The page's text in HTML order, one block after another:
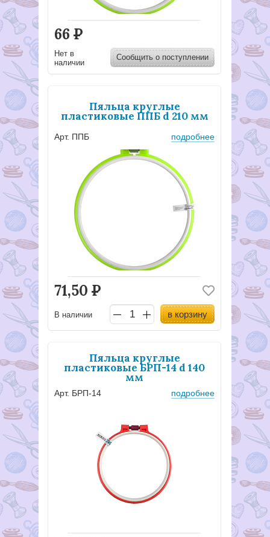
66 Р
Нет в
наличии
Сообщить о поступлении
Пяльца круглые
пластиковые ППБ d 210 мм
Арт. ППБ подробнее
71,50 Р
В наличии в корзину
Пяльца круглые
пластиковые БРП-14 d 140
мм
Арт. БРП-14 подробнее